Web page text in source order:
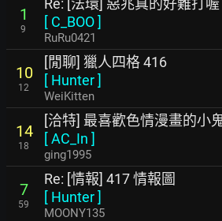
1
9
Re: [法環] 惡兆真的好難打喔
[ C_BOO]
RuRu0421
10
12
[閒聊] 獵人四格 416
[ Hunter]
WeiKitten
14
18
[洽特] 最喜歡色情漫畫的小
[AC_In ]
ging1995
7
59
Re: [情報] 417 情報圖
[ Hunter]
MOONY135